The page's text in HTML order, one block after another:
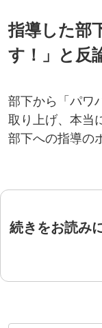
指導した部
す！」と反
部下から「パワ
取り上げ、本当
部下への指導の
続きをお読み